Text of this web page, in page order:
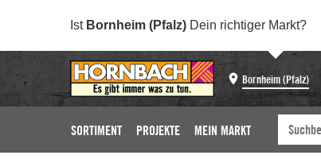
Ist Bornheim (Pfalz) Dein richtiger Markt?
Bornheim (Pfalz)
SORTIMENT PROJEKTE MEIN MARKT